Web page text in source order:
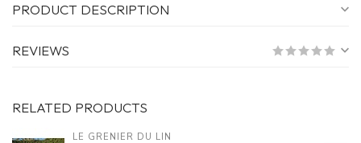
PRODUCT DESCRIPTION
REVIEWS
RELATED PRODUCTS
LE GRENIER DU LIN